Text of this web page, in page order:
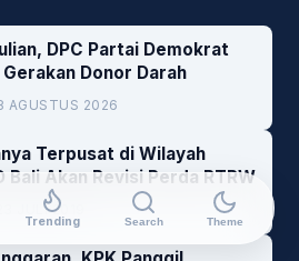
DPC Partai Demokrat
Donor Darah
AGUSTUS 2026
Terpusat di Wilayah
Bali Akan Revisi Perda RTRW
JULI 2019
Trending Search Theme